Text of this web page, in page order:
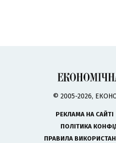
© 2005-2026,
РЕКЛАМА НА САЙТІ
ПОЛІТИКА
ПРАВИЛА